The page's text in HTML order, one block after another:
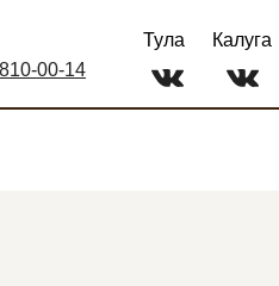
00-14
Тула Калуга